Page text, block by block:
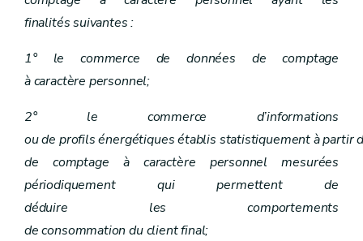
finalités suivantes :
1° le commerce de données de comptage
à caractère personnel;
2° le commerce d’informations
ou de profils énergétiques établis statistiquement à partir
de comptage à caractère personnel mesurées
périodiquement qui permettent de
déduire les comportements
de consommation du client final;